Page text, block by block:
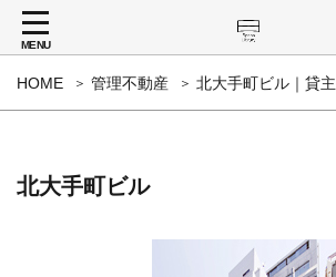
MENU
HOME 管理不動産 北大手町ビル｜貸
北大手町ビル